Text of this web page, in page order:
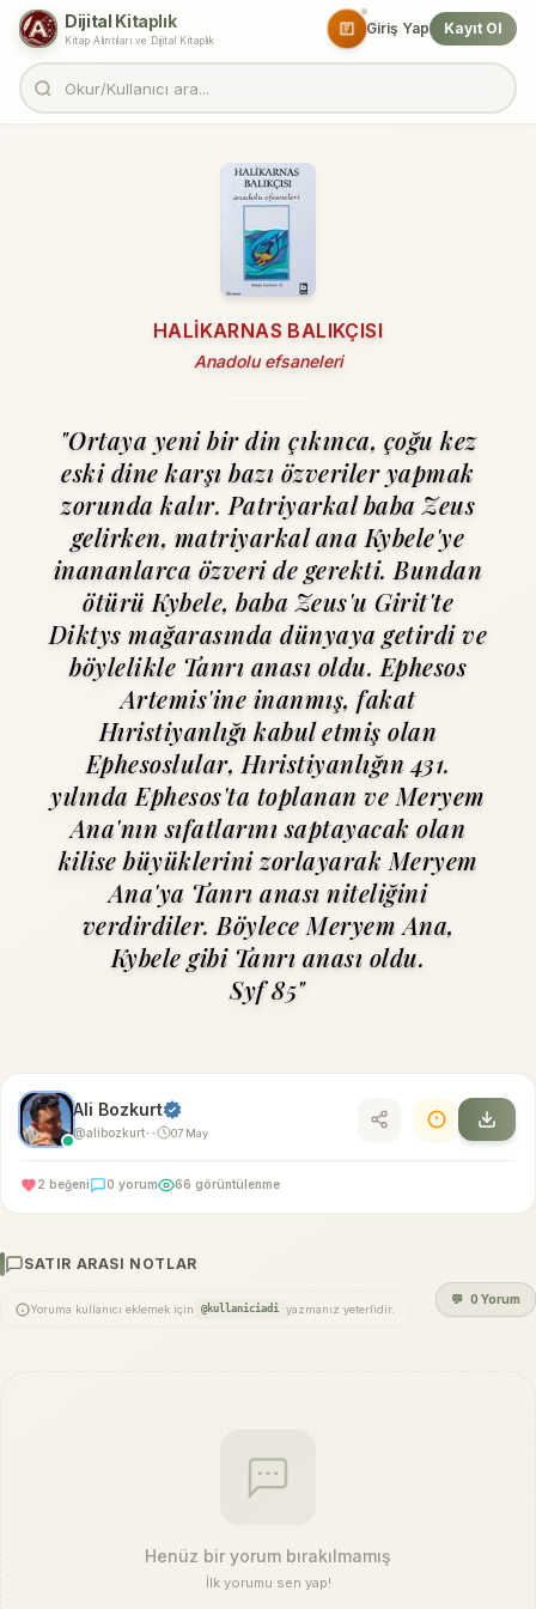
Dijital Kitaplık
Kitap Alıntıları ve Dijital Kitaplık
Giriş Yap Kayıt Ol
HALIKARNAS BALIKÇISI
Anadolu efsaneleri
"Ortaya yeni bir din çıkınca, çoğu kez
eski dine karşı bazı özveriler yapmak
zorunda kalır. Patriyarkal baba Zeus
gelirken, matriyarkal ana Kybele'ye
inananlarca özveri de gerekti. Bundan
ötürü Kybele, baba Zeus'u Girit'te
Diktys mağarasında dünyaya getirdi ve
böylelikle Tanrı anası oldu. Ephesos
Artemis'ine inanmış, fakat
Hıristiyanlığı kabul etmiş olan
Ephesoslular, Hıristiyanlığın 431.
yılında Ephesos'ta toplanan ve Meryem
Ana'nın sıfatlarını saptayacak olan
kilise büyüklerini zorlayarak Meryem
Ana'ya Tanrı anası niteliğini
verdirdiler. Böylece Meryem Ana,
Kybele gibi Tanrı anası oldu.
Syf 85"
Ali Bozkurt
@alibozkurt• • 07 May
2 beğeni 0 yorum 66 görüntülenme
SATIR ARASI NOTLAR
Yoruma kullanıcı eklemek için @kullaniciadi yazmanız yeterlidir.
💬 0 Yorum
Henüz bir yorum bırakılmamış
İlk yorumu sen yap!